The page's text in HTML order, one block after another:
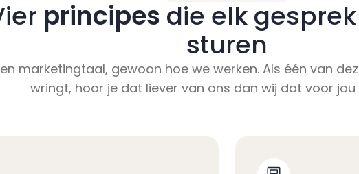
principes die elk
sturen
marketingtaal, gewoon hoe we werken. Als één van
wringt, hoor je dat liever van ons dan wij dat voor jou